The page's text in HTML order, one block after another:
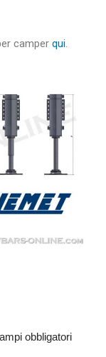
camper qui.
obbligatori